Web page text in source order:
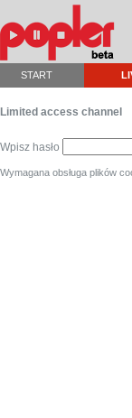
START
Limited access channel
Wpisz hasło
Wymagana obsługa plików